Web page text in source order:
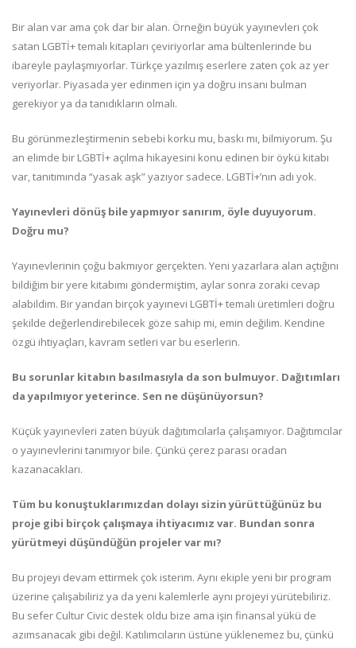
Bir alan var ama çok dar bir alan. Örneğin büyük yayınevleri çok
satan LGBTİ+ temalı kitapları çeviriyorlar ama bültenlerinde bu
ibareyle paylaşmıyorlar. Türkçe yazılmış eserlere zaten çok az yer
veriyorlar. Piyasada yer edinmen için ya doğru insanı bulman
gerekiyor ya da tanıdıkların olmalı.
Bu görünmezleştirmenin sebebi korku mu, baskı mı, bilmiyorum. Şu
an elimde bir LGBTİ+ açılma hikayesini konu edinen bir öykü kitabı
var, tanıtımında “yasak aşk” yazıyor sadece. LGBTİ+’nın adı yok.
Yayınevleri dönüş bile yapmıyor sanırım, öyle duyuyorum.
Doğru mu?
Yayınevlerinin çoğu bakmıyor gerçekten. Yeni yazarlara alan açtığını
bildiğim bir yere kitabımı göndermiştim, aylar sonra zoraki cevap
alabildim. Bir yandan birçok yayınevi LGBTİ+ temalı üretimleri doğru
şekilde değerlendirebilecek göze sahip mi, emin değilim. Kendine
özgü ihtiyaçları, kavram setleri var bu eserlerin.
Bu sorunlar kitabın basılmasıyla da son bulmuyor. Dağıtımları
da yapılmıyor yeterince. Sen ne düşünüyorsun?
Küçük yayınevleri zaten büyük dağıtımcılarla çalışamıyor. Dağıtımcılar
o yayınevlerini tanımıyor bile. Çünkü çerez parası oradan
kazanacakları.
Tüm bu konuştuklarımızdan dolayı sizin yürüttüğünüz bu
proje gibi birçok çalışmaya ihtiyacımız var. Bundan sonra
yürütmeyi düşündüğün projeler var mı?
Bu projeyi devam ettirmek çok isterim. Aynı ekiple yeni bir program
üzerine çalışabiliriz ya da yeni kalemlerle aynı projeyi yürütebiliriz.
Bu sefer Cultur Civic destek oldu bize ama işin finansal yükü de
azımsanacak gibi değil. Katılımcıların üstüne yüklenemez bu, çünkü